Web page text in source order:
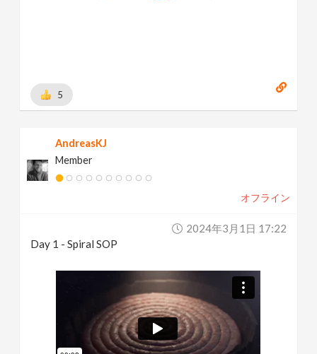
5
AndreasKJ
Member
オフライン
2024年3月1日 17:22
Day 1 - Spiral SOP